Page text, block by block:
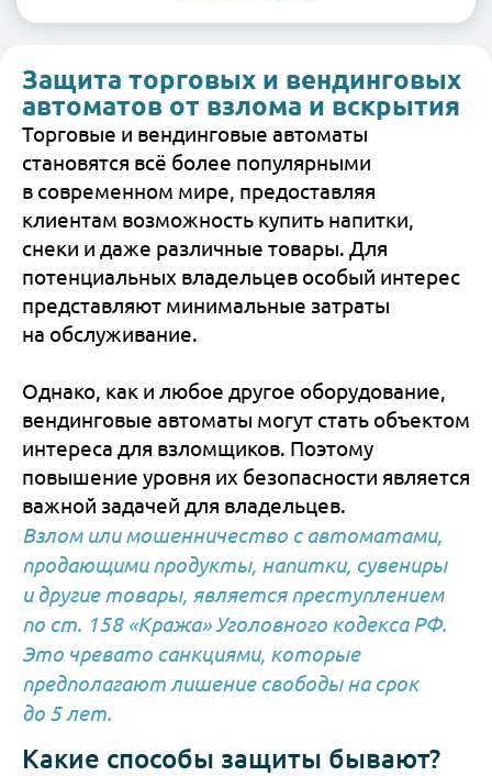
Защита торговых и вендинговых
автоматов от взлома и вскрытия
Торговые и вендинговые автоматы
становятся всё более популярными
в современном мире, предоставляя
клиентам возможность купить напитки,
снеки и даже различные товары. Для
потенциальных владельцев особый интерес
представляют минимальные затраты
на обслуживание.
Однако, как и любое другое оборудование,
вендинговые автоматы могут стать объектом
интереса для взломщиков. Поэтому
повышение уровня их безопасности является
важной задачей для владельцев.
Взлом или мошенничество с автоматами,
продающими продукты, напитки, сувениры
и другие товары, является преступлением
по ст. 158 «Кража» Уголовного кодекса РФ.
Это чревато санкциями, которые
предполагают лишение свободы на срок
до 5 лет.
Какие способы защиты бывают?